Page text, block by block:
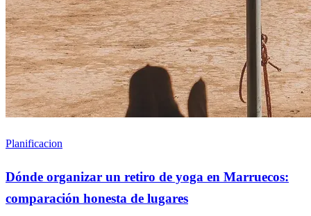
Planificacion
Dónde organizar un retiro de yoga en Marruecos:
comparación honesta de lugares